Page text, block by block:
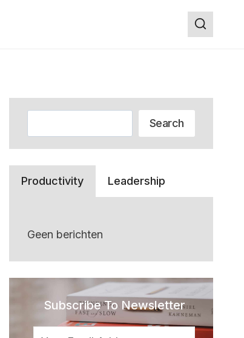
Search
Productivity Leadership
Geen berichten
Subscribe To Newsletter